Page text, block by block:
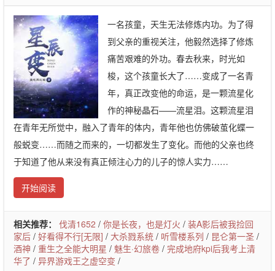
一名孩童，天生无法修炼内功。为了得
到父亲的重视关注，他毅然选择了修炼
痛苦艰难的外功。春去秋来，时光如
梭，这个孩童长大了……变成了一名青
年，真正改变他的命运，是一颗流星化
作的神秘晶石——流星泪。这颗流星泪
在青年无所觉中，融入了青年的体内，青年他也仿佛破茧化蝶一
般蜕变……而随之而来的，一切都发生了变化。而他的父亲也终
于知道了他从来没有真正倾注心力的儿子的惊人实力……
开始阅读
相关推荐： 伐清1652 / 你是长夜，也是灯火 / 装A影后被我捡回
家后 / 好看得不行[无限] / 大杀戮系统 / 听雪楼系列 / 昆仑第一圣 /
酒神 / 重生之全能大明星 / 魅生·幻旅卷 / 完成地府kpi后我考上清
华了 / 异界游戏王之虚空变 /